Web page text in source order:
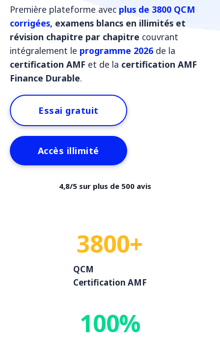
Première plateforme avec plus de 3800 QCM
corrigées, examens blancs en illimités et
révision chapitre par chapitre couvrant
intégralement le programme 2026 de la
certification AMF et de la certification AMF
Finance Durable.
Essai gratuit
Accès illimité
4,8/5 sur plus de 500 avis
3800+
QCM
Certification AMF
100%